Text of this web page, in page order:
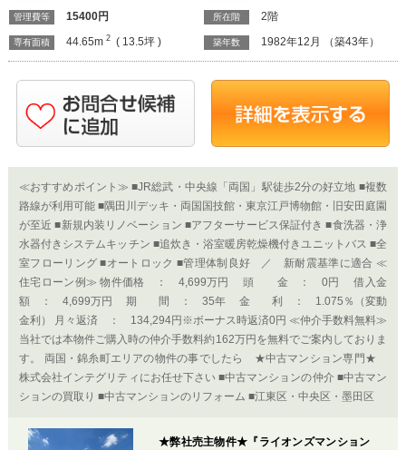
管理費等 15400円
専有面積 44.65m2 ( 13.5坪 )
所在階 2階
築年数 1982年12月 （築43年）
≪おすすめポイント≫ ■JR総武・中央線「両国」駅徒歩2分の好立地 ■複数
路線が利用可能 ■隅田川デッキ・両国国技館・東京江戸博物館・旧安田庭園
が至近 ■新規内装リノベーション ■アフターサービス保証付き ■食洗器・浄
水器付きシステムキッチン ■追炊き・浴室暖房乾燥機付きユニットバス ■全
室フローリング ■オートロック ■管理体制良好 ／ 新耐震基準に適合 ≪
住宅ローン例≫ 物件価格 ： 4,699万円 頭 金 ： 0円 借入金
額 ： 4,699万円 期 間 ： 35年 金 利 ： 1.075％（変動
金利） 月々返済 ： 134,294円※ボーナス時返済0円 ≪仲介手数料無料≫
当社では本物件ご購入時の仲介手数料約162万円を無料でご案内しておりま
す。 両国・錦糸町エリアの物件の事でしたら ★中古マンション専門★
株式会社インテグリティにお任せ下さい ■中古マンションの仲介 ■中古マン
ションの買取り ■中古マンションのリフォーム ■江東区・中央区・墨田区
★弊社売主物件★『ライオンズマンション